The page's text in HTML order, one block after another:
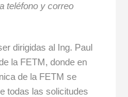
teléfono y correo
dirigidas al Ing. Paul
la FETM, donde en
de la FETM se
todas las solicitudes